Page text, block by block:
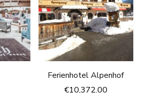
Ferienhotel Alpenhof
€10,372.00